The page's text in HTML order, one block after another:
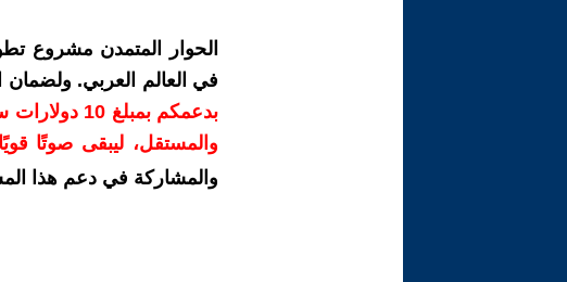
الحوار المتمدن مشروع
في العالم العربي.
بدعمكم
والمستقل، ليبقى صوتًا
والمشاركة في دعم هذا